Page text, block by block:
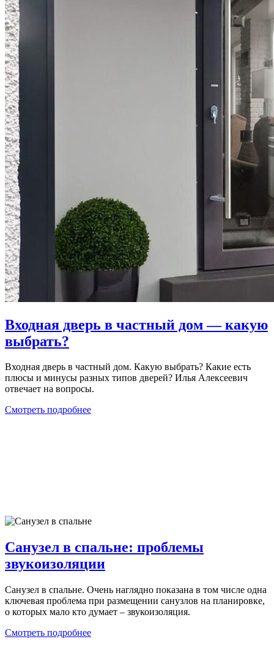
Входная дверь в частный дом — какую
выбрать?
Входная дверь в частный дом. Какую выбрать? Какие есть
плюсы и минусы разных типов дверей? Илья Алексеевич
отвечает на вопросы.
Смотреть подробнее
Санузел в спальне: проблемы
звукоизоляции
Санузел в спальне. Очень наглядно показана в том числе одна
ключевая проблема при размещении санузлов на планировке,
о которых мало кто думает – звукоизоляция.
Смотреть подробнее